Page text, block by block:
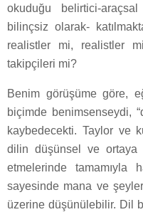
okuduğu belirtici-
bilinçsiz olarak-
realistler mi, realistler
takipçileri mi?
Benim görüşüme göre,
biçimde benimsenseydi,
kaybedecekti. Taylor ve
dilin düşünsel ve ortaya
etmelerinde tamamıyla
sayesinde mana ve
üzerine düşünülebilir. Dil